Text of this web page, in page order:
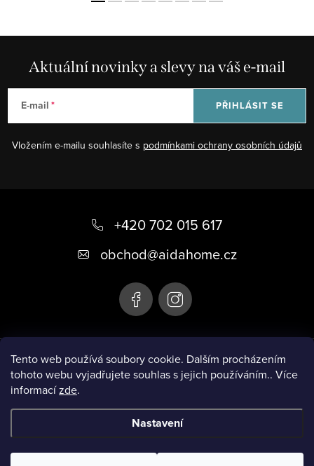
Tento web používá soubory cookie. Dalším procházením
tohoto webu vyjadřujete souhlas s jejich používáním.. Více
informacízde.
Nastavení
Aktuální novinky a slevy na váš e-mail
E-mail
Vložením e-mailu souhlasíte s podmínkami ochrany osobních údajů
PŘIHLÁSIT SE
Instagram
+420 702 015 617
obchod@aidahome.cz
Informace pro vás
nastavení cookies